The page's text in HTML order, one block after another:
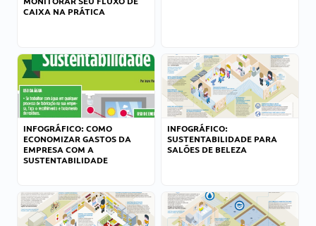
CAIXA NA PRÁTICA
INFOGRÁFICO: COMO
ECONOMIZAR GASTOS DA
EMPRESA COM A
SUSTENTABILIDADE
INFOGRÁFICO:
SUSTENTABILIDADE PARA
SALÕES DE BELEZA